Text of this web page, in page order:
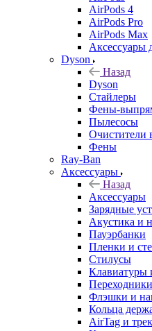
AirPods 4
AirPods Pro
AirPods Max
Аксессуары
Dyson
Назад
Dyson
Стайлеры
Фены-
Пылесосы
Очистители
Фены
Ray-Ban
Аксессуары
Назад
Аксессуары
Зарядные
Акустика и
Пауэрбанки
Пленки и
Стилусы
Переходники
Флэшки и
Кольца
AirTag и